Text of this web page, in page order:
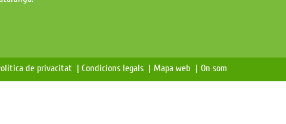
de privacitat | Condicions legals | Mapa web | On som